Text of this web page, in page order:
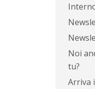
Noi
tu?
Arriva